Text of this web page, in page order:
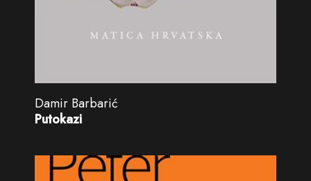
Damir Barbarić
Putokazi